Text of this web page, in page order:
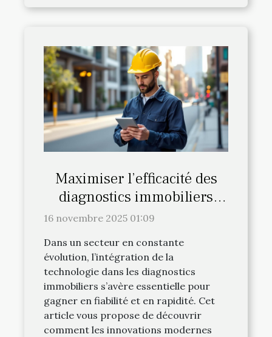
Maximiser l’efficacité des
diagnostics immobiliers
avec la technologie moderne
16 novembre 2025 01:09
Dans un secteur en constante
évolution, l’intégration de la
technologie dans les diagnostics
immobiliers s’avère essentielle pour
gagner en fiabilité et en rapidité. Cet
article vous propose de découvrir
comment les innovations modernes